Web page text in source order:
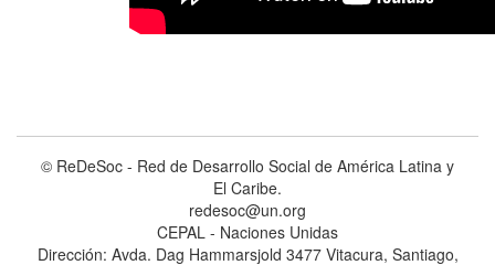
© ReDeSoc - Red de Desarrollo Social de América Latina y
El Caribe.
redesoc@un.org
CEPAL - Naciones Unidas
Dirección: Avda. Dag Hammarsjold 3477 Vitacura, Santiago,